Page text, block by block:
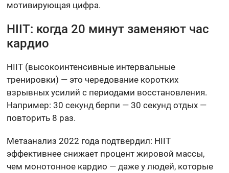
мотивирующая цифра.
HIIT: когда 20 минут заменяют час
кардио
HIIT (высокоинтенсивные интервальные
тренировки) — это чередование коротких
взрывных усилий с периодами восстановления.
Например: 30 секунд берпи — 30 секунд отдых —
повторить 8 раз.
Метаанализ 2022 года подтвердил: HIIT
эффективнее снижает процент жировой массы,
чем монотонное кардио — даже у людей, которые